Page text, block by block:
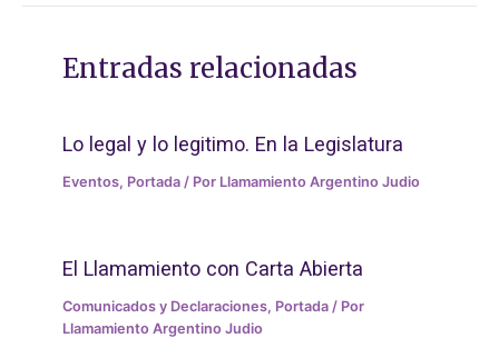
Entradas relacionadas
Lo legal y lo legitimo. En la Legislatura
Eventos, Portada / Por Llamamiento Argentino Judio
El Llamamiento con Carta Abierta
Comunicados y Declaraciones, Portada / Por
Llamamiento Argentino Judio